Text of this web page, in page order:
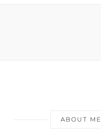
ABOUT ME